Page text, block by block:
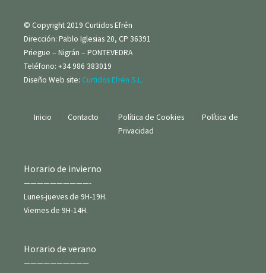
© Copyright 2019 Curtidos Efrén
Dirección: Pablo Iglesias 20, CP 36391
Priegue – Nigrán – PONTEVEDRA
Teléfono: +34 986 383019
Diseño Web site: Curtidos Efrén S.L.
Inicio | Contacto | Política de Cookies |
Política de
Privacidad
Horario de invierno
——————————-
Lunes-jueves de 9H-19H.
Viernes de 9H-14H.
Horario de verano
——————————